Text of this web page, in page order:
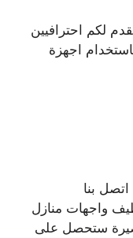
لكم احترافيين
اجهزة
بنا
واجهات منازل
ستحصل على